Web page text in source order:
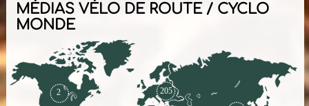
MÉDIAS VÉLO DE ROUTE / CYCLO
MONDE
2 205